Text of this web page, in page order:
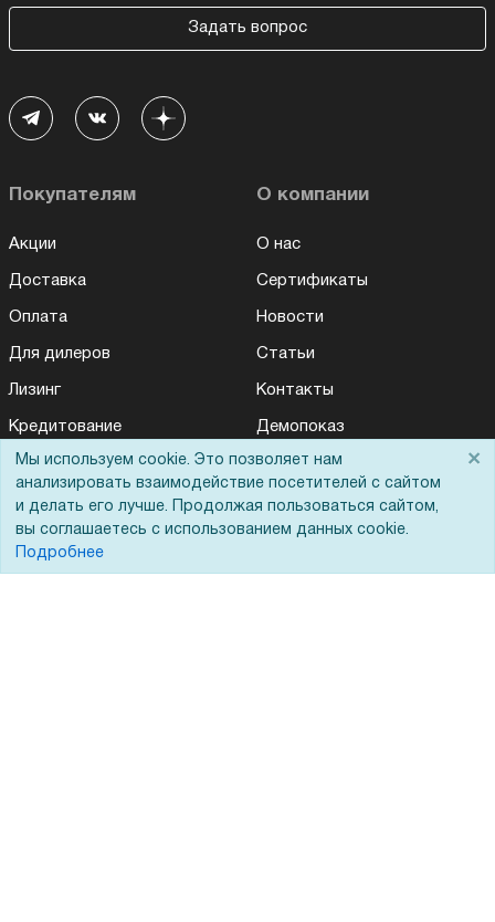
Задать вопрос
Покупателям
Акции
Доставка
Оплата
Для дилеров
Лизинг
Кредитование
Госучреждениям
Тендеры
Бренды
ЭДО
О компании
О нас
Сертификаты
Новости
Статьи
Контакты
Демопоказ
Мы используем cookie. Это позволяет нам
анализировать взаимодействие посетителей с сайтом
и делать его лучше. Продолжая пользоваться сайтом,
вы соглашаетесь с использованием данных cookie.
Подробнее
×